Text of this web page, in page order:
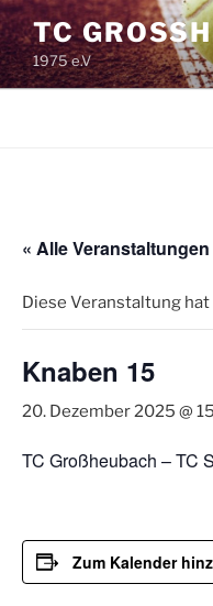
Zum
Inhalt
springen
TC
1975 e.V
« Alle Veranstaltungen
Diese Veranstaltung
Knaben 15
20. Dezember 2025 @
TC Großheubach – TC
Zum Kalender